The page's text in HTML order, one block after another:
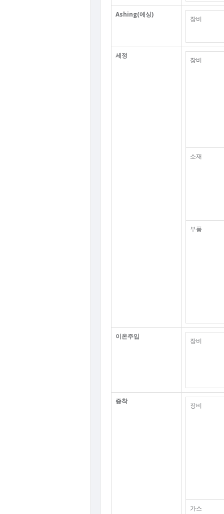
Ashing(에싱)
장비
세정
장비
소재
부품
이온주입
장비
증착
장비
가스